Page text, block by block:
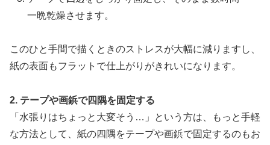
一晩乾燥させます。
このひと手間で描くときのストレスが大幅に減りますし、
紙の表面もフラットで仕上がりがきれいになります。
2. テープや画鋲で四隅を固定する
「水張りはちょっと大変そう…」という方は、もっと手軽
な方法として、紙の四隅をテープや画鋲で固定するのもお